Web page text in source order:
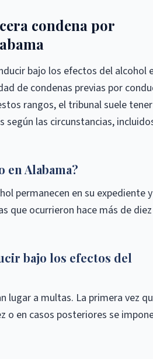
condena por
bajo los efectos del alcohol
de condenas previas por
rangos, el tribunal suele
según las circunstancias,
Alabama?
permanecen en su expediente y
que ocurrieron hace más de diez
bajo los efectos del
lugar a multas. La primera vez
o en casos posteriores se